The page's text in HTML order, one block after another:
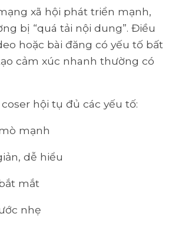
xã hội phát triển mạnh,
bị “quá tải nội dung”. Điều
hoặc bài đăng có yếu tố bất
cảm xúc nhanh thường có
hội tụ đủ các yếu tố:
mạnh
dễ hiểu
mắt
nhẹ